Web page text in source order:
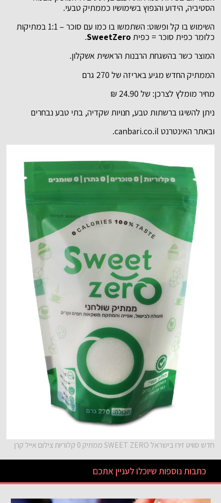
הסטיביה, הידוע והנפוץ בשימושיו כממתיק טבעי.
השימוש בו קל ופשוט: השתמשו בו כמו עם סוכר – 1:1 במתיקות
כלומר כפית סוכר = כפית SweetZero
.
המוצר כשר בהשגחת הרבנות הראשית אשקלון.
הממתיק החדש מגיע באריזה של 270 גרם
מחיר מומלץ לצרכן: של 24.90 ₪
ניתן להשיגו ברשתות טבע, חנויות שקדיה, בתי טבע נבחרים
ובאתר האינטרנט canbari.co.il.
חדש סוויט זירו בישראל SWEET ZERO ממתיק 0 קלוריות צילום אייל קרן
כתבות נוספות שיוכלו לעניין אתכם